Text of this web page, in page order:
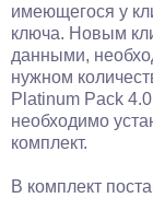
имеющегося у
ключа. Новым
данными,
нужном
Platinum Pack
необходимо
комплект.
В комплект